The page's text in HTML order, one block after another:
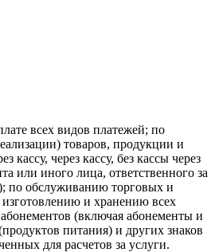
всех видов платежей; по
товаров, продукции и
кассу, через кассу, без кассы через
или иного лица, ответственного за
по обслуживанию торговых и
и хранению всех
(включая абонементы и
питания) и других знаков
для расчетов за услуги.